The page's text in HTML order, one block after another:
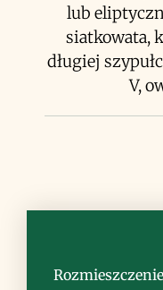
lub
siatkowata,
długiej
V,
Rozmieszczenie